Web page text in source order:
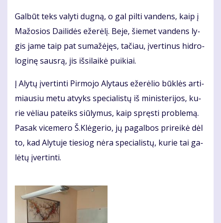
Gal­būt teks va­ly­ti dug­ną, o gal pil­ti van­dens, kaip į
Ma­žo­sios Dai­li­dės eže­rė­lį. Be­je, šie­met van­dens ly­
gis ja­me taip pat su­ma­žė­jęs, ta­čiau, įver­ti­nus hid­ro­
lo­gi­nę saus­rą, jis iš­si­lai­kė pui­kiai.
Į Aly­tų įver­tin­ti Pir­mo­jo Aly­taus eže­rė­lio būk­lės ar­ti­
miau­siu me­tu at­vyks spe­cia­lis­tų iš mi­nis­te­ri­jos, ku­
rie vė­liau pa­teiks siū­ly­mus, kaip spręs­ti pro­ble­mą.
Pa­sak vi­ce­me­ro Š.Klė­ge­rio, jų pa­gal­bos pri­rei­kė dėl
to, kad Aly­tu­je tie­siog nė­ra spe­cia­lis­tų, ku­rie tai ga­
lė­tų įver­tin­ti.